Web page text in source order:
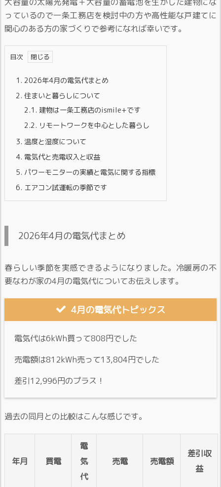
っているので一条工務店を検討中の方や高性能な戸建てに
関心のある方の家づくりで参考になれば幸いです。
目次
1. 2026年4月の電気代まとめ
2. 住まいと暮らしについて
2.1. 建物は一条工務店のismile+です
2.2. リモートワークを中心とした暮らし
3. 温度と湿度について
4. 電気代と売電収入と収益
5. パワーモニターの実績と電気に関する指標
6. エアコン試運転の季節です
2026年4月の電気代まとめ
春らしい季節を実感できるようになりました。冷暖房の不
要なわが家の4月の電気代についてお伝えします。
4月の電気代トピックス
電気代は6kWh買って808円でした
売電額は812kWh売って13,804円でした
差引12,996円のプラス！
過去の同月との比較はこんな感じです。
年月 買電
電
気
代
売電 売電額
差引収
益